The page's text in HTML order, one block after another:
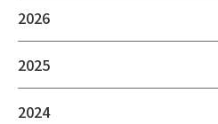
2026
2025
2024